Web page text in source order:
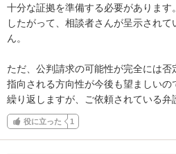
十分な証拠を準備する必要があります。
したがって、相談者さんが呈示され
ん。
ただ、公判請求の可能性が完全には
指向される方向性が今後も望ましいの
繰り返しますが、ご依頼されている弁
役に立った 1